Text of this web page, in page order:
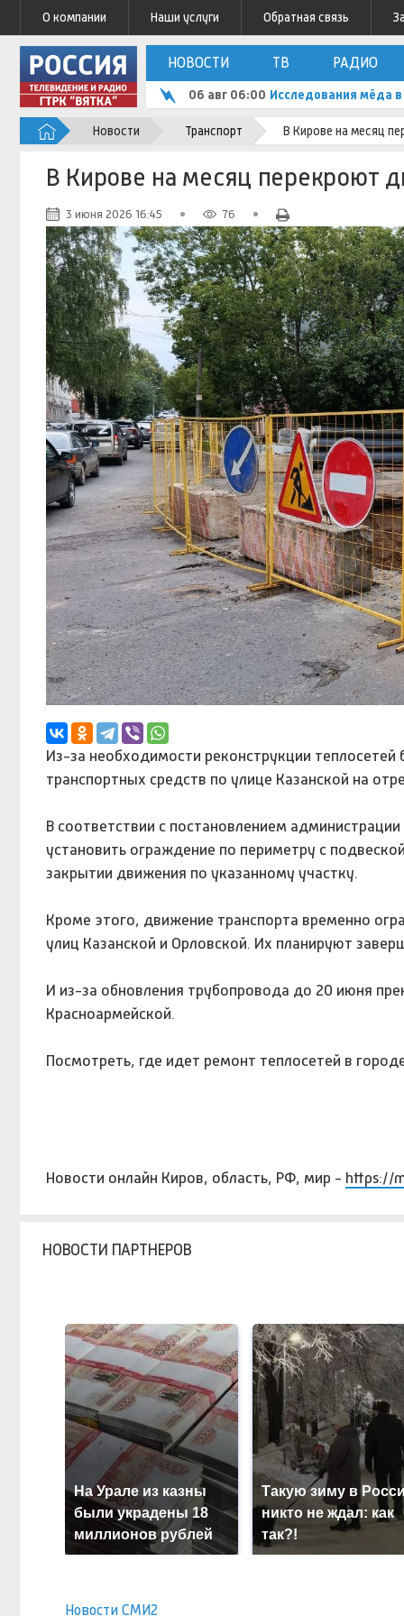
О компании Наши услуги Обратная связь
НОВОСТИ ТВ РАДИО
06 авг 06:00 Исследования мёда в
Новости Транспорт В Кирове на месяц
В Кирове на месяц перекроют
3 июня 2026 16:45 76
Из-за необходимости реконструкции
транспортных средств по улице Казанской на
В соответствии с постановлением
установить ограждение по периметру с
закрытии движения по указанному участку.
Кроме этого, движение транспорта временно
улиц Казанской и Орловской. Их планируют
И из-за обновления трубопровода до 20 июня
Красноармейской.
Посмотреть, где идет ремонт теплосетей в
Новости онлайн Киров, область, РФ, мир - https://
НОВОСТИ ПАРТНЕРОВ
На Урале из казны
были украдены 18
миллионов рублей
Такую зиму в
никто не ждал: как
так?!
Новости СМИ2